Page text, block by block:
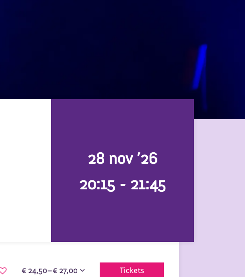
28 nov ’26
20:15 - 21:45
€ 24,50–€ 27,00 Tickets